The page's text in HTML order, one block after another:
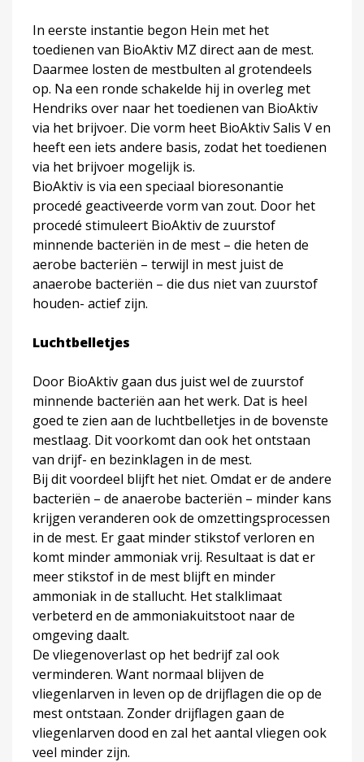
In eerste instantie begon Hein met het
toedienen van BioAktiv MZ direct aan de mest.
Daarmee losten de mestbulten al grotendeels
op. Na een ronde schakelde hij in overleg met
Hendriks over naar het toedienen van BioAktiv
via het brijvoer. Die vorm heet BioAktiv Salis V en
heeft een iets andere basis, zodat het toedienen
via het brijvoer mogelijk is.
BioAktiv is via een speciaal bioresonantie
procedé geactiveerde vorm van zout. Door het
procedé stimuleert BioAktiv de zuurstof
minnende bacteriën in de mest – die heten de
aerobe bacteriën – terwijl in mest juist de
anaerobe bacteriën – die dus niet van zuurstof
houden- actief zijn.
Luchtbelletjes
Door BioAktiv gaan dus juist wel de zuurstof
minnende bacteriën aan het werk. Dat is heel
goed te zien aan de luchtbelletjes in de bovenste
mestlaag. Dit voorkomt dan ook het ontstaan
van drijf- en bezinklagen in de mest.
Bij dit voordeel blijft het niet. Omdat er de andere
bacteriën – de anaerobe bacteriën – minder kans
krijgen veranderen ook de omzettingsprocessen
in de mest. Er gaat minder stikstof verloren en
komt minder ammoniak vrij. Resultaat is dat er
meer stikstof in de mest blijft en minder
ammoniak in de stallucht. Het stalklimaat
verbeterd en de ammoniakuitstoot naar de
omgeving daalt.
De vliegenoverlast op het bedrijf zal ook
verminderen. Want normaal blijven de
vliegenlarven in leven op de drijflagen die op de
mest ontstaan. Zonder drijflagen gaan de
vliegenlarven dood en zal het aantal vliegen ook
veel minder zijn.